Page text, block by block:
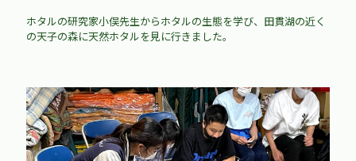
ホタルの研究家小俣先生からホタルの生態を学び、田貫湖の近く
の天子の森に天然ホタルを見に行きました。